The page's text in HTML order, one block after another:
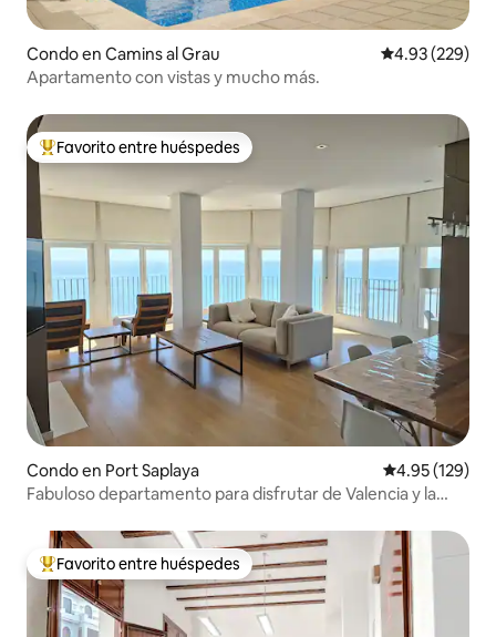
Condo en Camins al Grau Calificación
4.93 (229)
Apartamento con vistas y mucho más.
Favorito entre huéspedes preferido
Favorito entre huéspedes
Condo en Port Saplaya Calificación
4.95 (129)
Fabuloso departamento para disfrutar de Valencia y la
Favorito entre huéspedes preferido
Favorito entre huéspedes